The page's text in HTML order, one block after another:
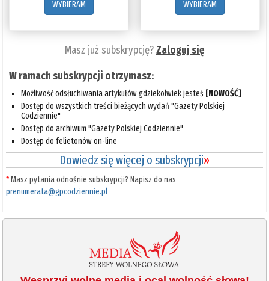
WYBIERAM
WYBIERAM
Masz już subskrypcję?Zaloguj się
W ramach subskrypcji otrzymasz:
Możliwość odsłuchiwania artykułów gdziekolwiek jesteś [NOWOŚĆ]
Dostęp do wszystkich treści bieżących wydań "Gazety Polskiej
Codziennie"
Dostęp do archiwum "Gazety Polskiej Codziennie"
Dostęp do felietonów on-line
Dowiedz się więcej o subskrypcji»
*Masz pytania odnośnie subskrypcji? Napisz do nas
prenumerata@gpcodziennie.pl